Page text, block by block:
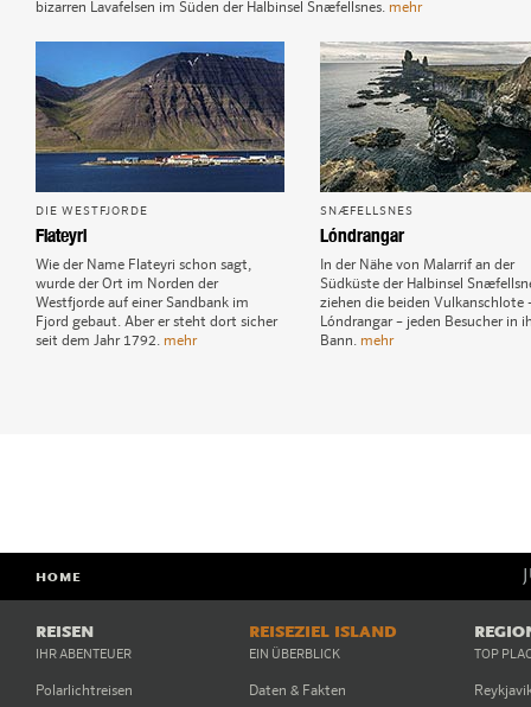
bizarren Lavafelsen im Süden der Halbinsel Snæfellsnes. mehr
DIE WESTFJORDE
Flateyri
Wie der Name Flateyri schon sagt,
wurde der Ort im Norden der
Westfjorde auf einer Sandbank im
Fjord gebaut. Aber er steht dort sicher
seit dem Jahr 1792. mehr
SNÆFELLSNES
Lóndrangar
In der Nähe von Malarrif an der
Südküste der Halbinsel
ziehen die beiden Vulkanschlote
Lóndrangar – jeden Besucher in
Bann. mehr
3
2
HOME
REISEN
IHR ABENTEUER
Polarlichtreisen
REISEZIEL ISLAND
EIN ÜBERBLICK
Daten & Fakten
TOP